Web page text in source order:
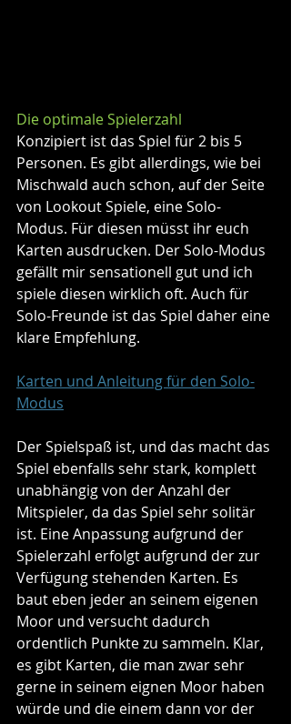
Die optimale Spielerzahl
Konzipiert ist das Spiel für 2 bis 5
Personen. Es gibt allerdings, wie bei
Mischwald auch schon, auf der Seite
von Lookout Spiele, eine Solo-
Modus. Für diesen müsst ihr euch
Karten ausdrucken. Der Solo-Modus
gefällt mir sensationell gut und ich
spiele diesen wirklich oft. Auch für
Solo-Freunde ist das Spiel daher eine
klare Empfehlung.
Karten und Anleitung für den Solo-
Modus
Der Spielspaß ist, und das macht das
Spiel ebenfalls sehr stark, komplett
unabhängig von der Anzahl der
Mitspieler, da das Spiel sehr solitär
ist. Eine Anpassung aufgrund der
Spielerzahl erfolgt aufgrund der zur
Verfügung stehenden Karten. Es
baut eben jeder an seinem eigenen
Moor und versucht dadurch
ordentlich Punkte zu sammeln. Klar,
es gibt Karten, die man zwar sehr
gerne in seinem eignen Moor haben
würde und die einem dann vor der